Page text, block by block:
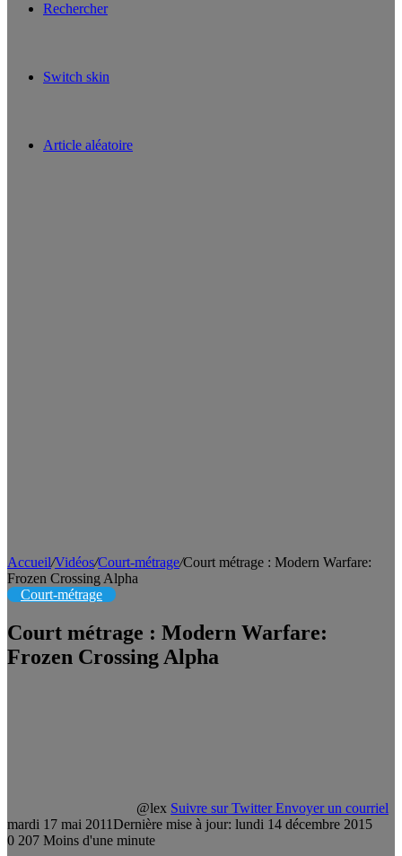
Rechercher
Switch skin
Article aléatoire
Accueil/Vidéos/Court-métrage/Court métrage : Modern Warfare:
Frozen Crossing Alpha
Court-métrage
Court métrage : Modern Warfare:
Frozen Crossing Alpha
@lex Suivre sur Twitter Envoyer un courriel
mardi 17 mai 2011Dernière mise à jour: lundi 14 décembre 2015
0 207 Moins d'une minute